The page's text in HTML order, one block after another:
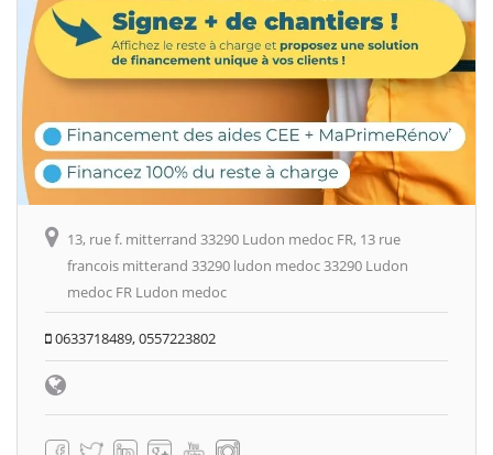
13, rue f. mitterrand 33290 Ludon medoc FR, 13 rue
francois mitterand 33290 ludon medoc 33290 Ludon
medoc FR Ludon medoc
0633718489, 0557223802